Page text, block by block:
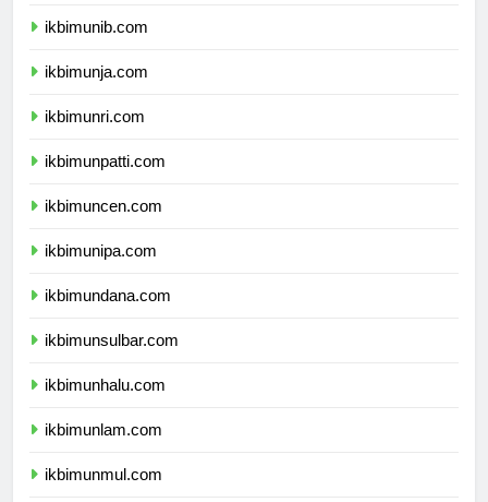
ikbimunib.com
ikbimunja.com
ikbimunri.com
ikbimunpatti.com
ikbimuncen.com
ikbimunipa.com
ikbimundana.com
ikbimunsulbar.com
ikbimunhalu.com
ikbimunlam.com
ikbimunmul.com